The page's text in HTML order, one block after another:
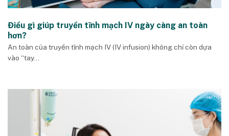
Điều gì giúp truyền tĩnh mạch IV ngày càng an toàn
hơn?
An toàn của truyền tĩnh mạch IV (IV infusion) không chỉ còn dựa
vào “tay...